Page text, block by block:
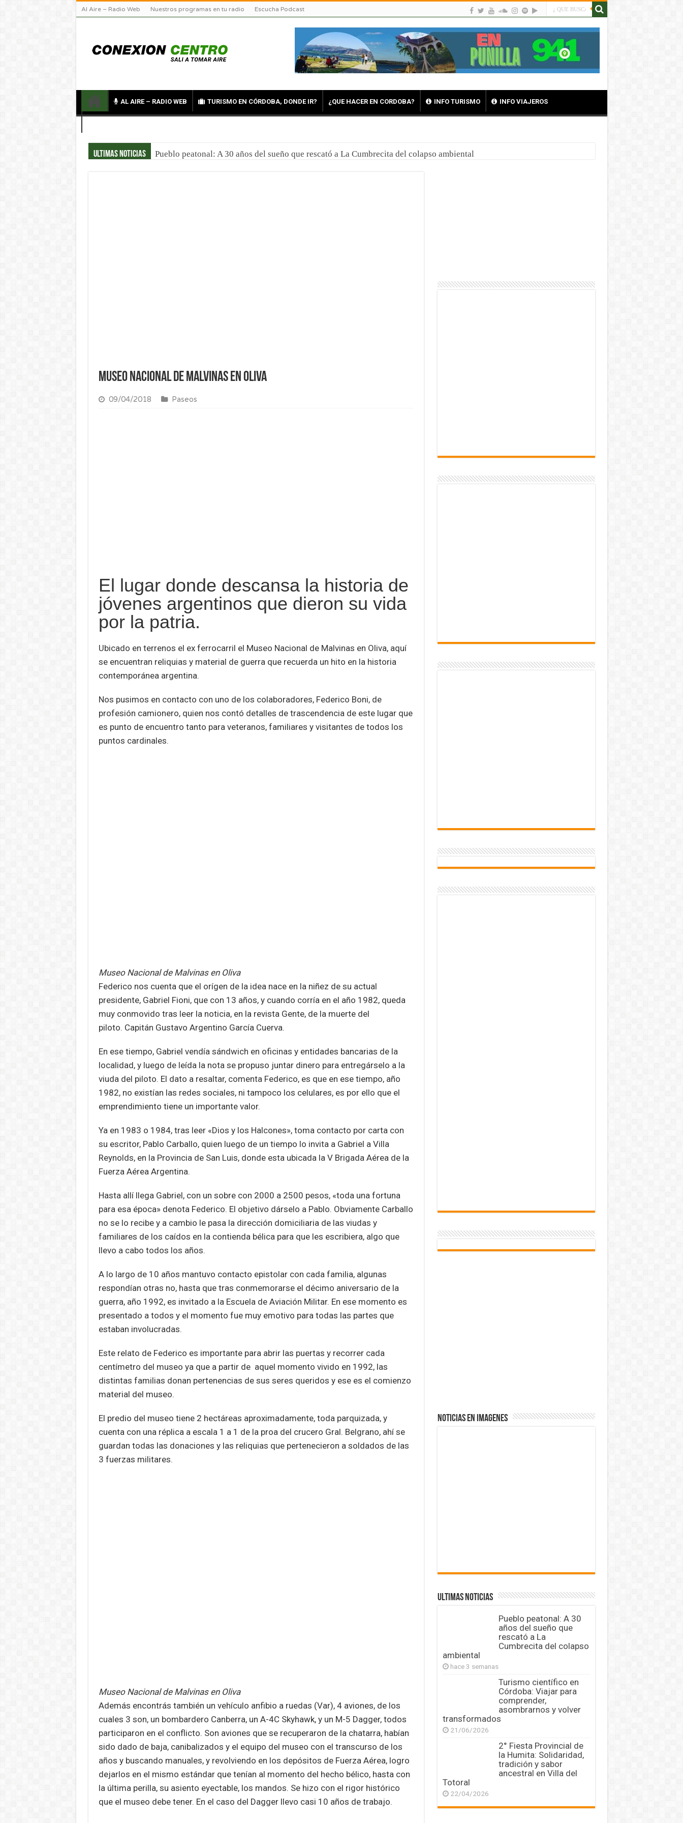
Al Aire – Radio Web Nuestros programas en tu radio Escucha Podcast
AL AIRE – RADIO WEB TURISMO EN CÓRDOBA, DONDE IR? ¿QUE HACER EN CORDOBA? INFO TURISMO INFO VIAJEROS
Ultimas noticias Pueblo peatonal: A 30 años del sueño que rescató a La Cumbrecita del colapso ambiental
Museo Nacional de Malvinas en Oliva
09/04/2018 Paseos
El lugar donde descansa la historia de
jóvenes argentinos que dieron su vida
por la patria.
Ubicado en terrenos el ex ferrocarril el Museo Nacional de Malvinas en Oliva, aquí
se encuentran reliquias y material de guerra que recuerda un hito en la historia
contemporánea argentina.
Nos pusimos en contacto con uno de los colaboradores, Federico Boni, de
profesión camionero, quien nos contó detalles de trascendencia de este lugar que
es punto de encuentro tanto para veteranos, familiares y visitantes de todos los
puntos cardinales.
Museo Nacional de Malvinas en Oliva
Federico nos cuenta que el orígen de la idea nace en la niñez de su actual
presidente, Gabriel Fioni, que con 13 años, y cuando corría en el año 1982, queda
muy conmovido tras leer la noticia, en la revista Gente, de la muerte del
piloto. Capitán Gustavo Argentino García Cuerva.
En ese tiempo, Gabriel vendía sándwich en oficinas y entidades bancarias de la
localidad, y luego de leída la nota se propuso juntar dinero para entregárselo a la
viuda del piloto. El dato a resaltar, comenta Federico, es que en ese tiempo, año
1982, no existían las redes sociales, ni tampoco los celulares, es por ello que el
emprendimiento tiene un importante valor.
Ya en 1983 o 1984, tras leer «Dios y los Halcones», toma contacto por carta con
su escritor, Pablo Carballo, quien luego de un tiempo lo invita a Gabriel a Villa
Reynolds, en la Provincia de San Luis, donde esta ubicada la V Brigada Aérea de la
Fuerza Aérea Argentina.
Hasta allí llega Gabriel, con un sobre con 2000 a 2500 pesos, «toda una fortuna
para esa época» denota Federico. El objetivo dárselo a Pablo. Obviamente Carballo
no se lo recibe y a cambio le pasa la dirección domiciliaria de las viudas y
familiares de los caídos en la contienda bélica para que les escribiera, algo que
llevo a cabo todos los años.
A lo largo de 10 años mantuvo contacto epistolar con cada familia, algunas
respondían otras no, hasta que tras conmemorarse el décimo aniversario de la
guerra, año 1992, es invitado a la Escuela de Aviación Militar. En ese momento es
presentado a todos y el momento fue muy emotivo para todas las partes que
estaban involucradas.
Este relato de Federico es importante para abrir las puertas y recorrer cada
centímetro del museo ya que a partir de aquel momento vivido en 1992, las
distintas familias donan pertenencias de sus seres queridos y ese es el comienzo
material del museo.
El predio del museo tiene 2 hectáreas aproximadamente, toda parquizada, y
cuenta con una réplica a escala 1 a 1 de la proa del crucero Gral. Belgrano, ahí se
guardan todas las donaciones y las reliquias que pertenecieron a soldados de las
3 fuerzas militares.
Museo Nacional de Malvinas en Oliva
Además encontrás también un vehículo anfibio a ruedas (Var), 4 aviones, de los
cuales 3 son, un bombardero Canberra, un A-4C Skyhawk, y un M-5 Dagger, todos
participaron en el conflicto. Son aviones que se recuperaron de la chatarra, habían
sido dado de baja, canibalizados y el equipo del museo con el transcurso de los
años y buscando manuales, y revolviendo en los depósitos de Fuerza Aérea, logro
dejarlos en el mismo estándar que tenían al momento del hecho bélico, hasta con
la última perilla, su asiento eyectable, los mandos. Se hizo con el rigor histórico
que el museo debe tener. En el caso del Dagger llevo casi 10 años de trabajo.
NOTICIAS EN IMAGENES
ULTIMAS NOTICIAS
Pueblo peatonal: A 30
años del sueño que
rescató a La
Cumbrecita del colapso
ambiental
hace 3 semanas
Turismo científico en
Córdoba: Viajar para
comprender,
asombrarnos y volver
transformados
21/06/2026
2° Fiesta Provincial de
la Humita: Solidaridad,
tradición y sabor
ancestral en Villa del
Totoral
22/04/2026